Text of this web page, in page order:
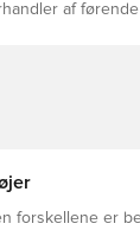
af
forskellene er